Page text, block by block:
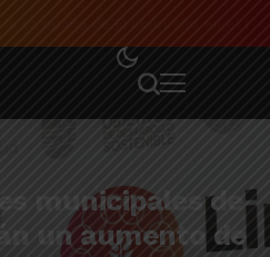
municipales de
un aumento de